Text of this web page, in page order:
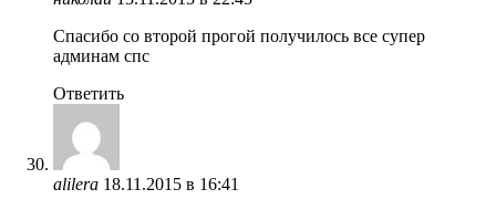
Спасибо со второй прогой получилось все супер
админам спс
Ответить
alilera 18.11.2015 в 16:41